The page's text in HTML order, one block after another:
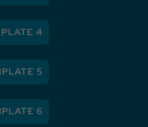
4
5
6